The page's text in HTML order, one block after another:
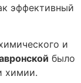
эффективный
и
было
химии.